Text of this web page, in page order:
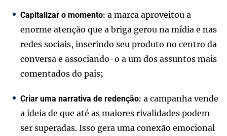
Capitalizar o momento: a marca aproveitou a
enorme atenção que a briga gerou na mídia e nas
redes sociais, inserindo seu produto no centro da
conversa e associando-o a um dos assuntos mais
comentados do país;
Criar uma narrativa de redenção: a campanha vende
a ideia de que até as maiores rivalidades podem
ser superadas. Isso gera uma conexão emocional